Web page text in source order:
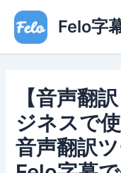
ス
Felo字
【音声翻
ジネスで
音声翻訳